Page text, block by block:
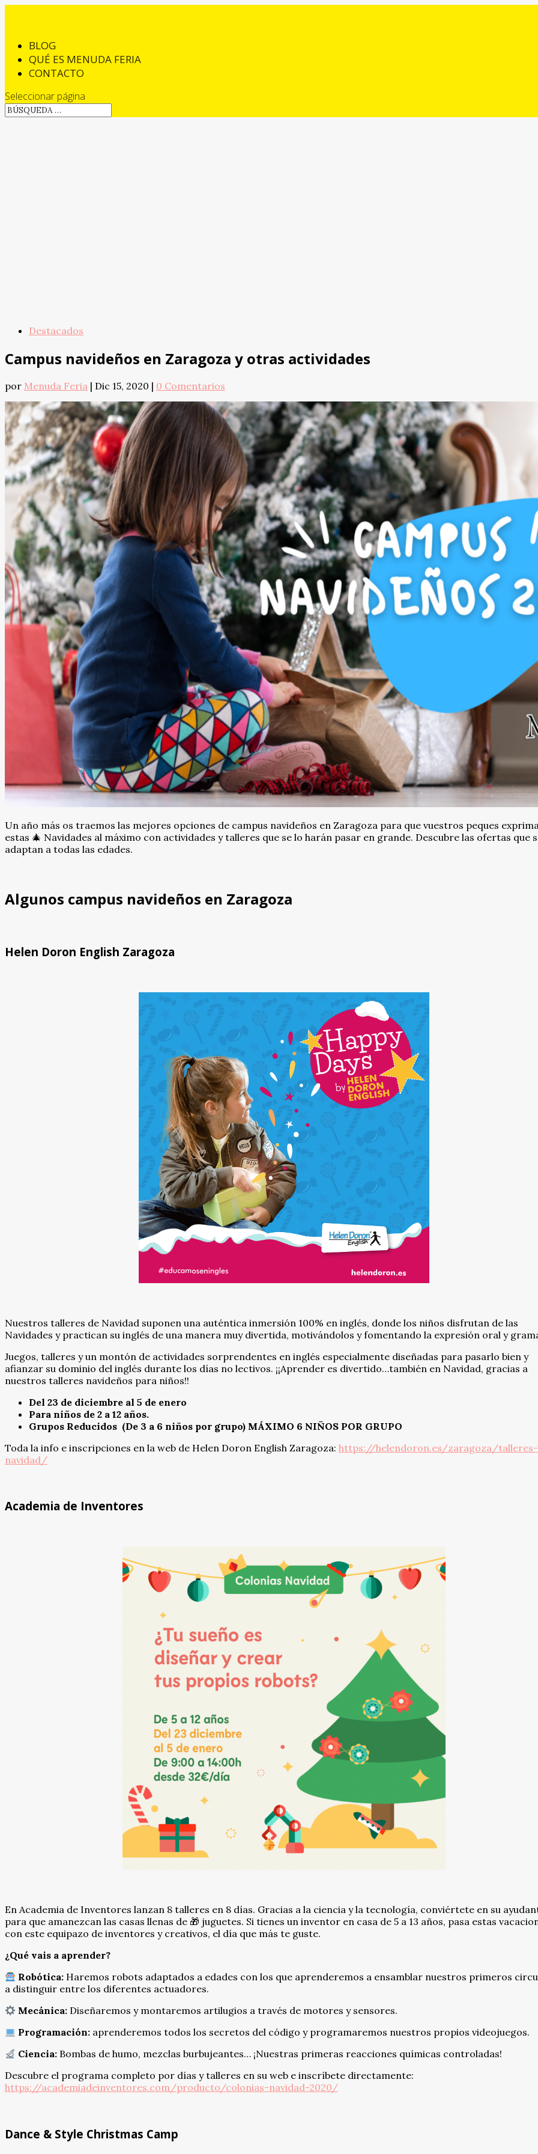
BLOG
QUÉ ES MENUDA FERIA
CONTACTO
Seleccionar página
Destacados
Campus navideños en Zaragoza y otras actividades
por Menuda Feria | Dic 15, 2020 | 0 Comentarios
Un año más os traemos las mejores opciones de campus navideños en Zaragoza para que vuestros peques
estas 🎄 Navidades al máximo con actividades y talleres que se lo harán pasar en grande. Descubre las ofertas que
adaptan a todas las edades.
Algunos campus navideños en Zaragoza
Helen Doron English Zaragoza
Nuestros talleres de Navidad suponen una auténtica inmersión 100% en inglés, donde los niños disfrutan de las
Navidades y practican su inglés de una manera muy divertida, motivándolos y fomentando la expresión oral y
Juegos, talleres y un montón de actividades sorprendentes en inglés especialmente diseñadas para pasarlo bien y
afianzar su dominio del inglés durante los días no lectivos. ¡¡Aprender es divertido…también en Navidad, gracias a
nuestros talleres navideños para niños!!
Del 23 de diciembre al 5 de enero
Para niños de 2 a 12 años.
Grupos Reducidos (De 3 a 6 niños por grupo) MÁXIMO 6 NIÑOS POR GRUPO
Toda la info e inscripciones en la web de Helen Doron English Zaragoza: https://helendoron.es/zaragoza/talleres-
navidad/
Academia de Inventores
En Academia de Inventores lanzan 8 talleres en 8 días. Gracias a la ciencia y la tecnología, conviértete en su
para que amanezcan las casas llenas de 🎁 juguetes. Si tienes un inventor en casa de 5 a 13 años, pasa estas
con este equipazo de inventores y creativos, el día que más te guste.
¿Qué vais a aprender?
Robótica: Haremos robots adaptados a edades con los que aprenderemos a ensamblar nuestros primeros
a distinguir entre los diferentes actuadores.
️ Mecánica: Diseñaremos y montaremos artilugios a través de motores y sensores.
Programación: aprenderemos todos los secretos del código y programaremos nuestros propios videojuegos.
Ciencia: Bombas de humo, mezclas burbujeantes… ¡Nuestras primeras reacciones químicas controladas!
Descubre el programa completo por días y talleres en su web e inscríbete directamente:
https://academiadeinventores.com/producto/colonias-navidad-2020/
Dance & Style Christmas Camp